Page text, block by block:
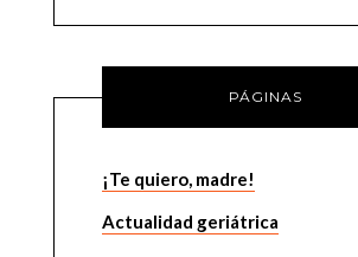
PÁGINAS
¡Te quiero, madre!
Actualidad geriátrica